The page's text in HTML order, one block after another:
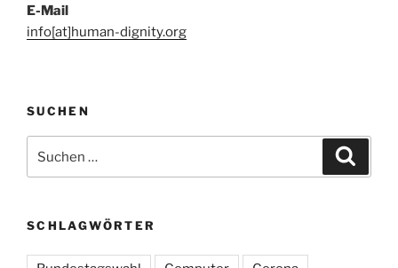
E-Mail
info[at]human-dignity.org
SUCHEN
nach:
SCHLAGWÖRTER